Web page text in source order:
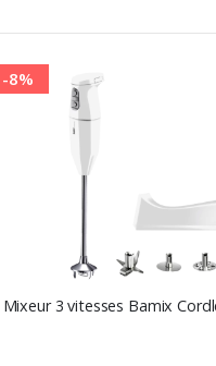
-8%
Mixeur 3 vitesses Bamix